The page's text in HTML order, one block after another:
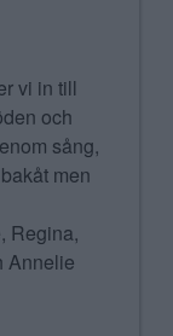
vi in till
och
sång,
men
Regina,
Annelie